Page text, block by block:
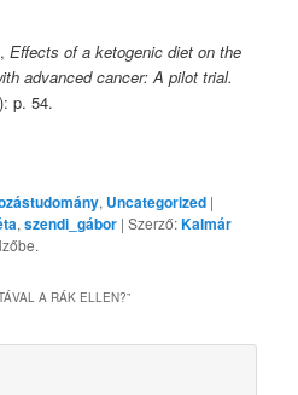
Effects of a ketogenic diet on the
advanced cancer: A pilot trial.
p. 54.
, Uncategorized |
,szendi_gábor | Szerző:Kalmár
A RÁK ELLEN?”